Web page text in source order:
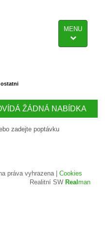
MENU
ostatni
ŽÁDNÁ NABÍDKA
zadejte poptávku
práva vyhrazena | Cookies
Realitní SW Real man